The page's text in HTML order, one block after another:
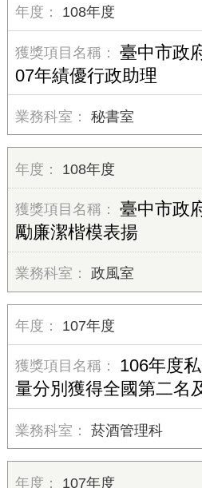
108年度
臺中市政
07年績優行政助理
秘書室
108年度
臺中市政
勵廉潔楷模表揚
政風室
107年度
106年度
量分別獲得全國第二名
菸酒管理科
107年度